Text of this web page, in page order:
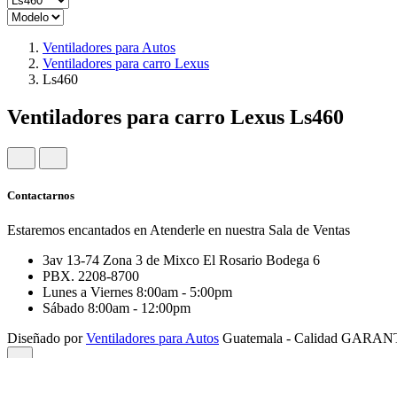
Ventiladores para Autos
Ventiladores para carro Lexus
Ls460
Ventiladores para carro Lexus Ls460
Contactarnos
Estaremos encantados en Atenderle en nuestra Sala de Ventas
3av 13-74 Zona 3 de Mixco El Rosario Bodega 6
PBX. 2208-8700
Lunes a Viernes 8:00am - 5:00pm
Sábado 8:00am - 12:00pm
Diseñado porVentiladores para Autos Guatemala - Calidad